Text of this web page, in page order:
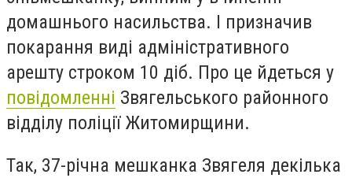
домашнього насильства. І призначив
покарання виді адміністративного
арешту строком 10 діб. Про це йдеться у
повідомленні Звягельського районного
відділу поліції Житомирщини.
Так, 37-річна мешканка Звягеля декілька